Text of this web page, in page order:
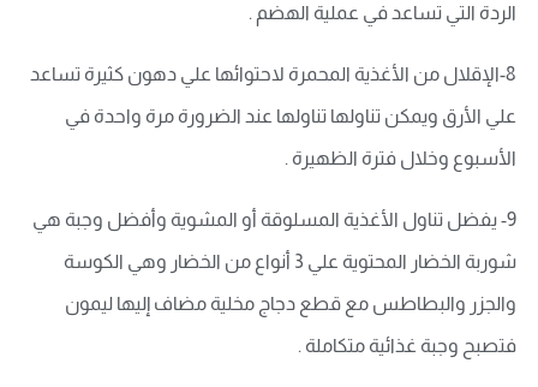
الردة التي تساعد في عملية الهضم .
8-الإقلال من الأغذية المحمرة لاحتوائها علي دهون كثيرة تساعد
علي الأرق ويمكن تناولها تناولها عند الضرورة مرة واحدة في
الأسبوع وخلال فترة الظهيرة .
9- يفضل تناول الأغذية المسلوقة أو المشوية وأفضل وجبة هي
شوربة الخضار المحتوية علي 3 أنواع من الخضار وهي الكوسة
والجزر والبطاطس مع قطع دجاج مخلية مضاف إليها ليمون
فتصبح وجبة غذائية متكاملة .